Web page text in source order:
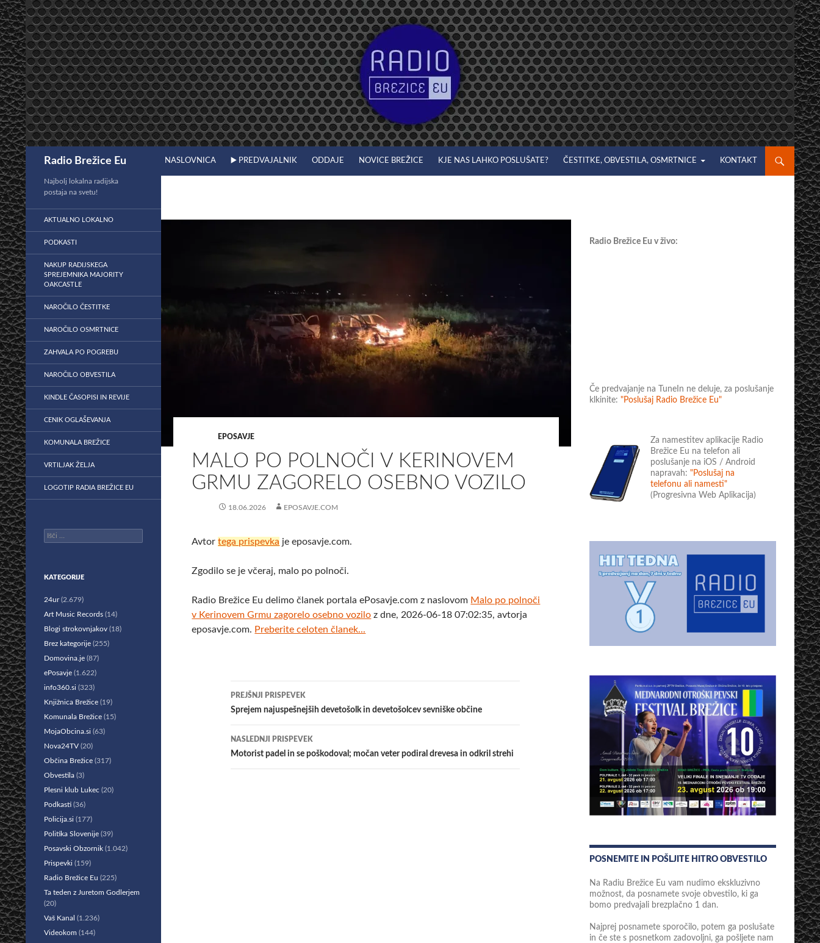
Preskoči
na
vsebino
Radio Brežice Eu NASLOVNICA ▶️ PREDVAJALNIK ODDAJE NOVICE BREŽICE KJE NAS LAHKO POSLUŠATE? ČESTITKE, OBVESTILA, OSMRTNICE KONTAKT
EPOSAVJE
MALO PO POLNOČI V KERINOVEM
GRMU ZAGORELO OSEBNO VOZILO
18.06.2026 EPOSAVJE.COM
Avtortega prispevka je eposavje.com.
Zgodilo se je včeraj, malo po polnoči.
Radio Brežice Eu delimo članek portala ePosavje.com z naslovom Malo po polnoči
v Kerinovem Grmu zagorelo osebno vozilo z dne, 2026-06-18 07:02:35, avtorja
eposavje.com. Preberite celoten članek...
Krmarjenje
po
prispevkih
PREJŠNJI PRISPEVEK
Sprejem najuspešnejših devetošolk in devetošolcev sevniške občine
NASLEDNJI PRISPEVEK
Motorist padel in se poškodoval; močan veter podiral drevesa in odkril strehi
Radio Brežice Eu v živo:
Če predvajanje na TuneIn ne deluje, za poslušanje
klkinite: "Poslušaj Radio Brežice Eu"
Za namestitev aplikacije Radio
Brežice Eu na telefon ali
poslušanje na iOS / Android
napravah: "Poslušaj na
telefonu ali namesti"
(Progresivna Web Aplikacija)
POSNEMITE IN POŠLJITE HITRO OBVESTILO
Na Radiu Brežice Eu vam nudimo ekskluzivno
možnost, da posnamete svoje obvestilo, ki ga
bomo predvajali brezplačno 1 dan.
Najprej posnamete sporočilo, potem ga poslušate
in če ste s posnetkom zadovoljni, ga pošljete nam
Najbolj lokalna radijska
postaja na svetu!
AKTUALNO LOKALNO
PODKASTI
NAKUP RADIJSKEGA
SPREJEMNIKA MAJORITY
OAKCASTLE
NAROČILO ČESTITKE
NAROČILO OSMRTNICE
ZAHVALA PO POGREBU
NAROČILO OBVESTILA
KINDLE ČASOPISI IN REVIJE
CENIK OGLAŠEVANJA
KOMUNALA BREŽICE
VRTILJAK ŽELJA
LOGOTIP RADIA BREŽICE EU
Išči:
KATEGORIJE
24ur(2.679)
Art Music Records (14)
Blogi strokovnjakov (18)
Brez kategorije (255)
Domovina.je (87)
ePosavje (1.622)
info360.si (323)
Knjižnica Brežice (19)
Komunala Brežice (15)
MojaObcina.si (63)
Nova24TV (20)
Občina Brežice (317)
Obvestila (3)
Plesni klub Lukec (20)
Podkasti (36)
Policija.si (177)
Politika Slovenije (39)
Posavski Obzornik (1.042)
Prispevki (159)
Radio Brežice Eu (225)
Ta teden z Juretom Godlerjem
(20)
Vaš Kanal (1.236)
Videokom (144)